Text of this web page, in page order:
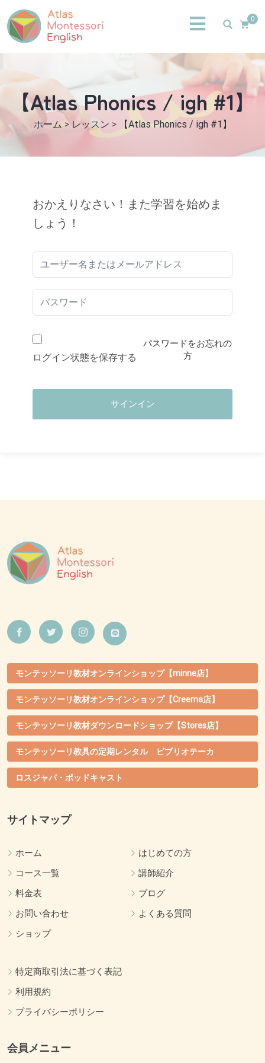
0
【Atlas Phonics / igh #1】
ホーム > レッスン > 【Atlas Phonics / igh #1】
おかえりなさい！また学習を始めま
しょう！
ログイン状態を保存する
パスワードをお忘れの
方
サインイン
モンテッソーリ教材オンラインショップ【minne店】
モンテッソーリ教材オンラインショップ【Creema店】
モンテッソーリ教材ダウンロードショップ【Stores店】
モンテッソーリ教具の定期レンタル ビブリオテーカ
ロスジャパ・ポッドキャスト
サイトマップ
ホーム
はじめての方
コース一覧
講師紹介
料金表
ブログ
お問い合わせ
よくある質問
ショップ
特定商取引法に基づく表記
利用規約
プライバシーポリシー
会員メニュー